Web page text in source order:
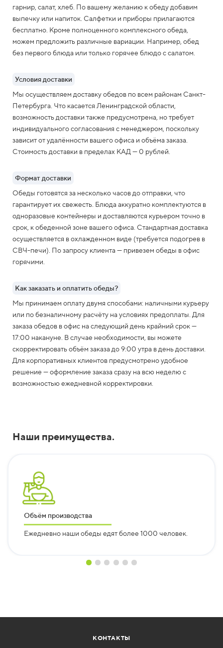
гарнир, салат, хлеб. По вашему желанию к обеду добавим
выпечку или напиток. Салфетки и приборы прилагаются
бесплатно. Кроме полноценного комплексного обеда,
можем предложить различные вариации. Например, обед
без первого блюда или только горячее блюдо с салатом.
Условия доставки
Мы осуществляем доставку обедов по всем районам Санкт-
Петербурга. Что касается Ленинградской области,
возможность доставки также предусмотрена, но требует
индивидуального согласования с менеджером, поскольку
зависит от удалённости вашего офиса и объёма заказа.
Стоимость доставки в пределах КАД — 0 рублей.
Формат доставки
Обеды готовятся за несколько часов до отправки, что
гарантирует их свежесть. Блюда аккуратно комплектуются в
одноразовые контейнеры и доставляются курьером точно в
срок, к обеденной зоне вашего офиса. Стандартная доставка
осуществляется в охлажденном виде (требуется подогрев в
СВЧ-печи). По запросу клиента — привезем обеды в офис
горячими.
Как заказать и оплатить обеды?
Мы принимаем оплату двумя способами: наличными курьеру
или по безналичному расчёту на условиях предоплаты. Для
заказа обедов в офис на следующий день крайний срок —
17:00 накануне. В случае необходимости, вы можете
скорректировать объём заказа до 9:00 утра в день доставки.
Для корпоративных клиентов предусмотрено удобное
решение — оформление заказа сразу на всю неделю с
возможностью ежедневной корректировки.
Наши преимущества.
Объём производства
Ежедневно наши обеды едят более 1000 человек.
КОНТАКТЫ